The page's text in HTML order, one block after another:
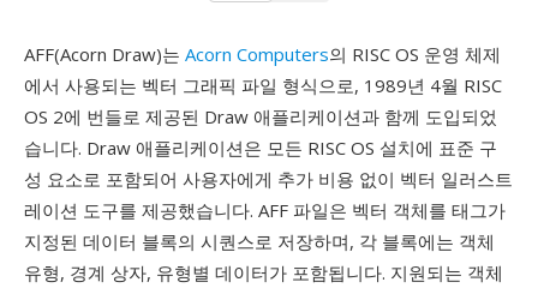
AFF(Acorn Draw)는 Acorn Computers의 RISC OS 운영 체제
에서 사용되는 벡터 그래픽 파일 형식으로, 1989년 4월 RISC
OS 2에 번들로 제공된 Draw 애플리케이션과 함께 도입되었
습니다. Draw 애플리케이션은 모든 RISC OS 설치에 표준 구
성 요소로 포함되어 사용자에게 추가 비용 없이 벡터 일러스트
레이션 도구를 제공했습니다. AFF 파일은 벡터 객체를 태그가
지정된 데이터 블록의 시퀀스로 저장하며, 각 블록에는 객체
유형, 경계 상자, 유형별 데이터가 포함됩니다. 지원되는 객체